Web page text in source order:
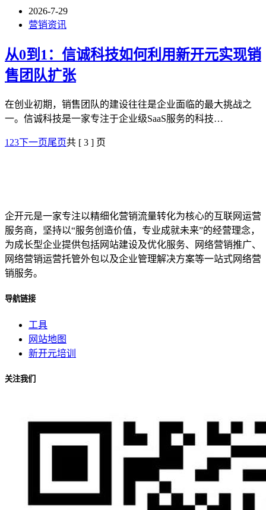
2026-7-29
营销资讯
从0到1：信诚科技如何利用新开元实现销
售团队扩张
在创业初期，销售团队的建设往往是企业面临的最大挑战之
一。信诚科技是一家专注于企业级SaaS服务的科技…
1 23下一页尾页共 [ 3 ] 页
企开元是一家专注以精细化营销流量转化为核心的互联网运营
服务商，坚持以“服务创造价值，专业成就未来”的经营理念，
为成长型企业提供包括网站建设及优化服务、网络营销推广、
网络营销运营托管外包以及企业管理解决方案等一站式网络营
销服务。
导航链接
工具
网站地图
新开元培训
关注我们